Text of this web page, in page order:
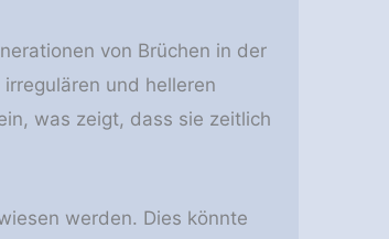
von Brüchen in der
und helleren
was zeigt, dass sie zeitlich
werden. Dies könnte